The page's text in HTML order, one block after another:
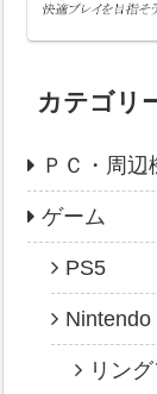
カテゴリ
ＰＣ・周辺
ゲーム
PS5
Nintendo
リン